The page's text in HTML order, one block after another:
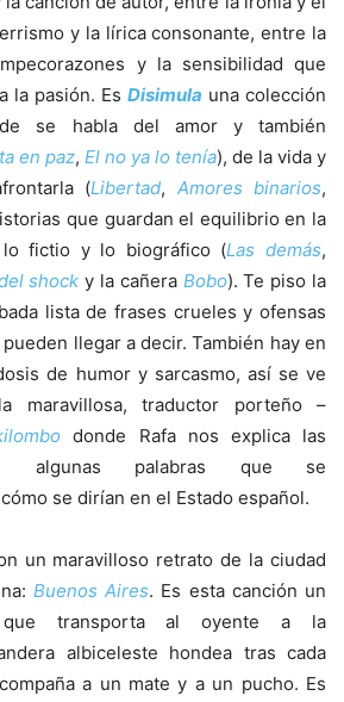
y la lírica consonante, entre la
y la sensibilidad que
la pasión. Es Disimula una colección
se habla del amor y también
en paz, El no ya lo tenía), de la vida y
(Libertad, Amores binarios,
que guardan el equilibrio en la
lo fictio y lo biográfico (Las demás,
shock y la cañera Bobo). Te piso la
lista de frases crueles y ofensas
llegar a decir. También hay en
de humor y sarcasmo, así se ve
traductor porteño –
donde Rafa nos explica las
algunas palabras que se
se dirían en el Estado español.
un maravilloso retrato de la ciudad
Buenos Aires. Es esta canción un
que transporta al oyente a la
albiceleste hondea tras cada
a un mate y a un pucho. Es